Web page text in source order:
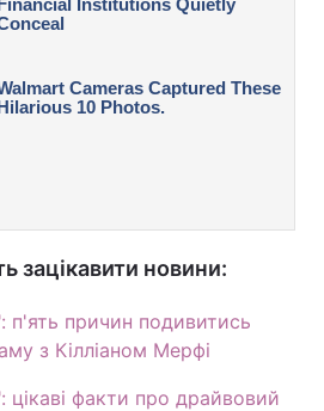
зацікавити новини:
п'ять причин подивитись
з Кілліаном Мерфі
цікаві факти про драйвовий